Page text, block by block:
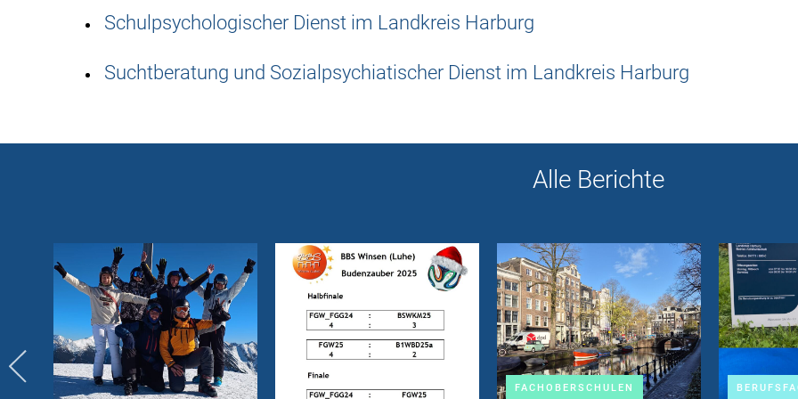
Schulpsychologischer Dienst im Landkreis Harburg
Suchtberatung und Sozialpsychiatischer Dienst im Landkreis Harburg
Alle Berichte
FACHOBERSCHULEN